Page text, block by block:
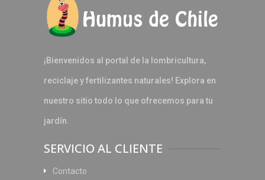
¡Bienvenidos al portal de la lombricultura,
reciclaje y fertilizantes naturales! Explora en
nuestro sitio todo lo que ofrecemos para tu
jardín.
SERVICIO AL CLIENTE
Contacto